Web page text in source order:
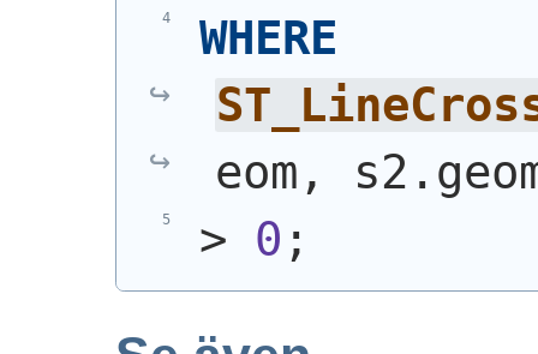
WHERE
eom,
> 0 ;